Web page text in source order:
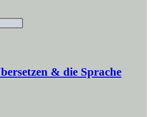
& die Sprache